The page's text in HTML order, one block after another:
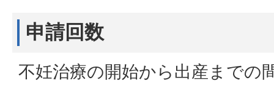
申請回数
不妊治療の開始から出産までの